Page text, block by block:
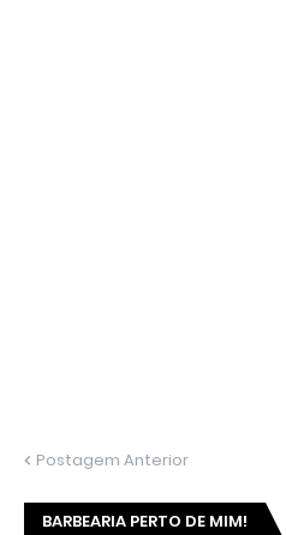
Postagem Anterior
BARBEARIA PERTO DE MIM!